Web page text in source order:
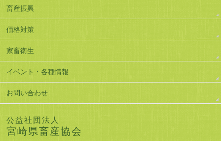
畜産振興
価格対策
家畜衛生
イベント・各種情報
お問い合わせ
公益社団法人
宮崎県畜産協会